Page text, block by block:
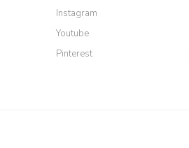
Instagram
Youtube
Pinterest